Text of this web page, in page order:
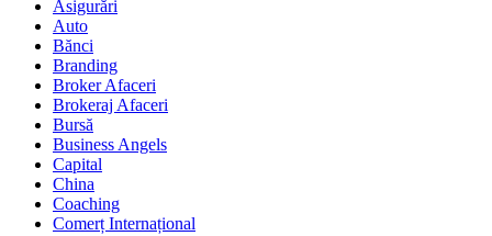
Asigurări
Auto
Bănci
Branding
Broker Afaceri
Brokeraj Afaceri
Bursă
Business Angels
Capital
China
Coaching
Comerț Internațional